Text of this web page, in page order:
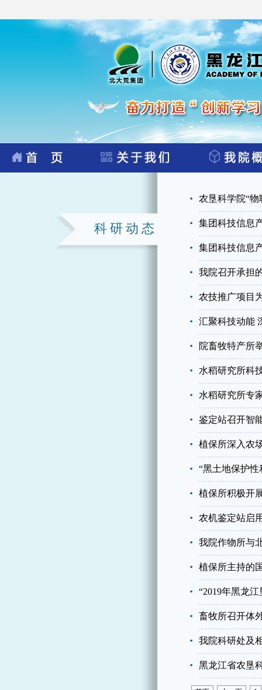
科研动态
农垦科学院“
集团科技信息
集团科技信息
我院召开承担
农技推广项目
汇聚科技动能
院畜牧特产所
水稻研究所科
水稻研究所专
鉴定站召开智
植保所深入农
“黑土地保护
植保所积极开
农机鉴定站启
我院作物所与
植保所主持的
“2019年黑龙
畜牧所召开体
我院科研处及
黑龙江省农垦